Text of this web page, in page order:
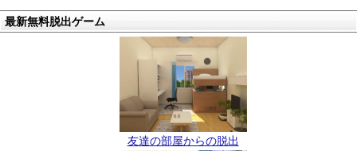
最新無料脱出ゲーム
友達の部屋からの脱出